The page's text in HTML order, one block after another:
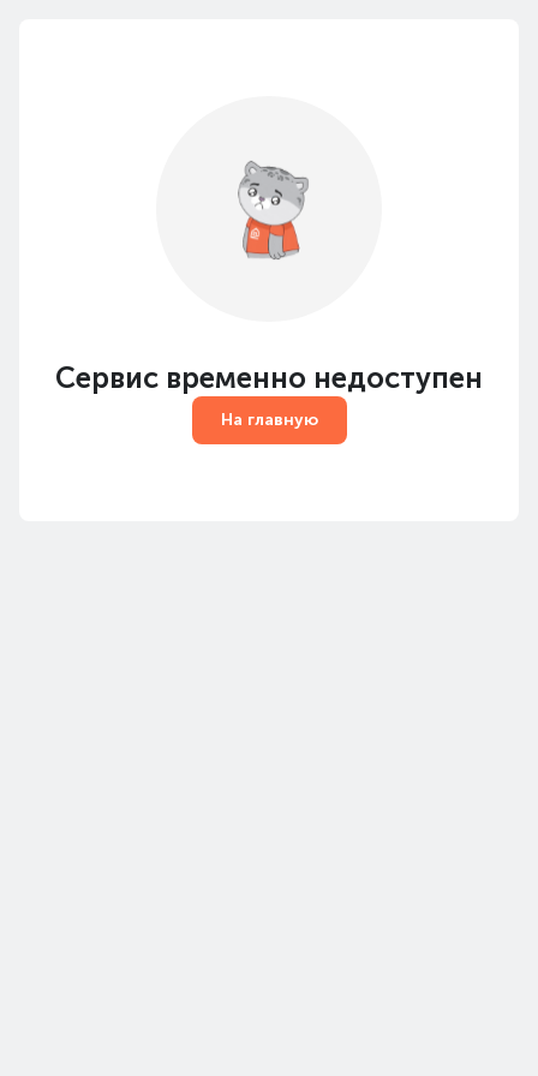
Сервис временно недоступен
На главную